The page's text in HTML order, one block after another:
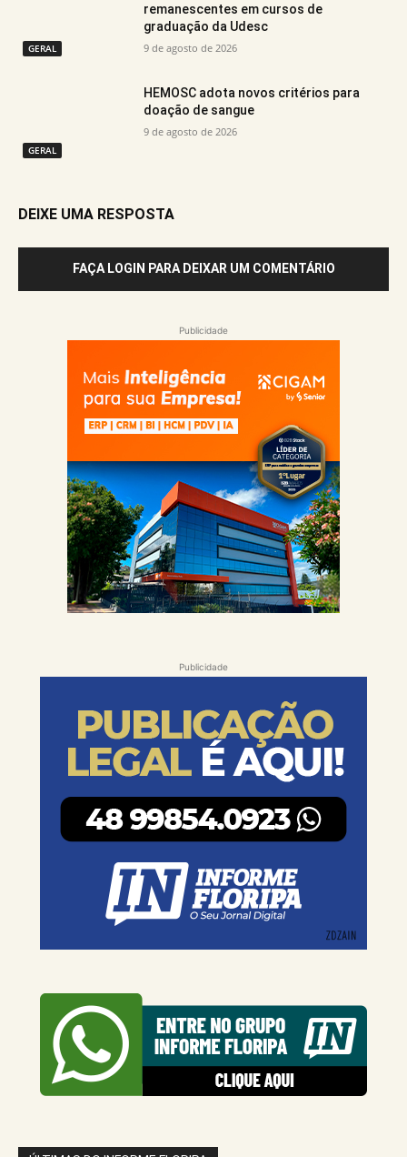
GERAL
remanescentes em cursos de
graduação da Udesc
9 de agosto de 2026
GERAL
HEMOSC adota novos critérios para
doação de sangue
9 de agosto de 2026
DEIXE UMA RESPOSTA
FAÇA LOGIN PARA DEIXAR UM COMENTÁRIO
Publicidade
Publicidade